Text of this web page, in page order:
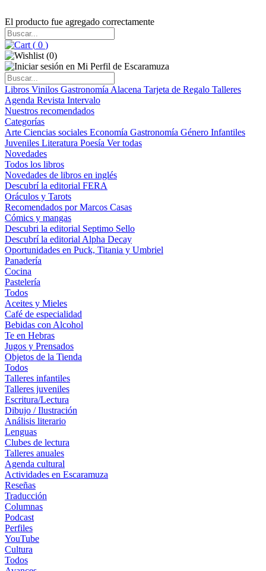
El producto fue agregado correctamente
( 0 )
(0)
Libros Vinilos Gastronomía Alacena Tarjeta de Regalo Talleres
Agenda Revista Intervalo
Nuestros recomendados
Categorías
Arte Ciencias sociales Economía Gastronomía Género Infantiles
Juveniles Literatura Poesía Ver todas
Novedades
Todos los libros
Novedades de libros en inglés
Descubrí la editorial FERA
Oráculos y Tarots
Recomendados por Marcos Casas
Cómics y mangas
Descubri la editorial Septimo Sello
Descubrí la editorial Alpha Decay
Oportunidades en Puck, Titania y Umbriel
Panadería
Cocina
Pastelería
Todos
Aceites y Mieles
Café de especialidad
Bebidas con Alcohol
Te en Hebras
Jugos y Prensados
Objetos de la Tienda
Todos
Talleres infantiles
Talleres juveniles
Escritura/Lectura
Dibujo / Ilustración
Análisis literario
Lenguas
Clubes de lectura
Talleres anuales
Agenda cultural
Actividades en Escaramuza
Reseñas
Traducción
Columnas
Podcast
Perfiles
YouTube
Cultura
Todos